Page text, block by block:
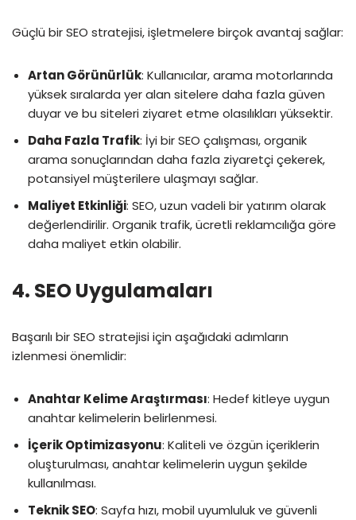
Güçlü bir SEO stratejisi, işletmelere birçok avantaj sağlar:
Artan Görünürlük: Kullanıcılar, arama motorlarında
yüksek sıralarda yer alan sitelere daha fazla güven
duyar ve bu siteleri ziyaret etme olasılıkları yüksektir.
Daha Fazla Trafik: İyi bir SEO çalışması, organik
arama sonuçlarından daha fazla ziyaretçi çekerek,
potansiyel müşterilere ulaşmayı sağlar.
Maliyet Etkinliği: SEO, uzun vadeli bir yatırım olarak
değerlendirilir. Organik trafik, ücretli reklamcılığa göre
daha maliyet etkin olabilir.
4. SEO Uygulamaları
Başarılı bir SEO stratejisi için aşağıdaki adımların
izlenmesi önemlidir:
Anahtar Kelime Araştırması: Hedef kitleye uygun
anahtar kelimelerin belirlenmesi.
İçerik Optimizasyonu: Kaliteli ve özgün içeriklerin
oluşturulması, anahtar kelimelerin uygun şekilde
kullanılması.
Teknik SEO: Sayfa hızı, mobil uyumluluk ve güvenli